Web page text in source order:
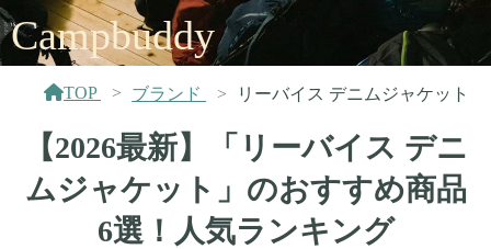
Campbuddy
TOP ブランド リーバイス デニムジャケット
【2026最新】「リーバイス デニ
ムジャケット」のおすすめ商品
6選！人気ランキング